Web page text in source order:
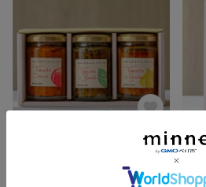
【手土産セット】パスタソース（小瓶）3種詰合せセット